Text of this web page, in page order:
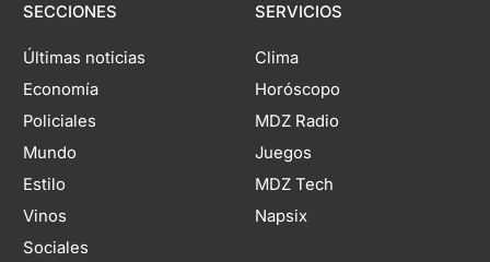
SECCIONES
Últimas noticias
Economía
Policiales
Mundo
Estilo
Vinos
Sociales
SERVICIOS
Clima
Horóscopo
MDZ Radio
Juegos
MDZ Tech
Napsix